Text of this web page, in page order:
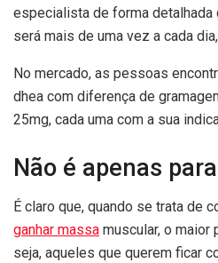
especialista de forma
será mais de uma vez a cada
No mercado, as pessoas
dhea com diferença de
25mg, cada uma com a sua
Não é apenas
É claro que, quando se trata de
ganhar massa muscular, o maior
seja, aqueles que querem ficar